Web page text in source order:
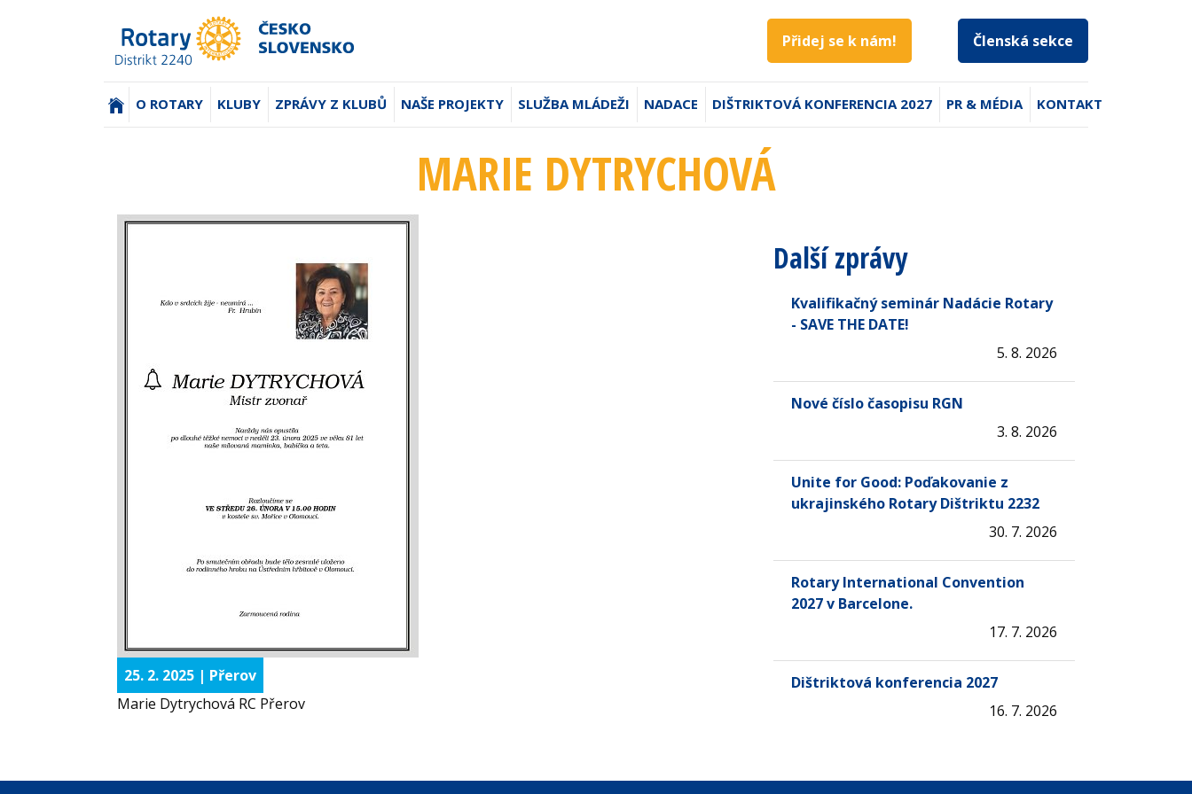
Přidej se k nám! Členská sekce
(AKTUÁLNÍ)
O ROTARY KLUBY ZPRÁVY Z KLUBŮ NAŠE PROJEKTY SLUŽBA MLÁDEŽI NADACE DIŠTRIKTOVÁ KONFERENCIA 2027 PR & MÉDIA KONTAKT
MARIE DYTRYCHOVÁ
25. 2. 2025 | Přerov
Marie Dytrychová RC Přerov
Další zprávy
Kvalifikačný seminár Nadácie Rotary
- SAVE THE DATE!
5. 8. 2026
Nové číslo časopisu RGN
3. 8. 2026
Unite for Good: Poďakovanie z
ukrajinského Rotary Dištriktu 2232
30. 7. 2026
Rotary International Convention
2027 v Barcelone.
17. 7. 2026
Dištriktová konferencia 2027
16. 7. 2026